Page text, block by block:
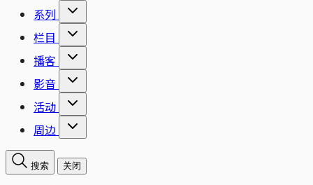
系列
栏目
播客
影音
活动
周边
搜索 关闭